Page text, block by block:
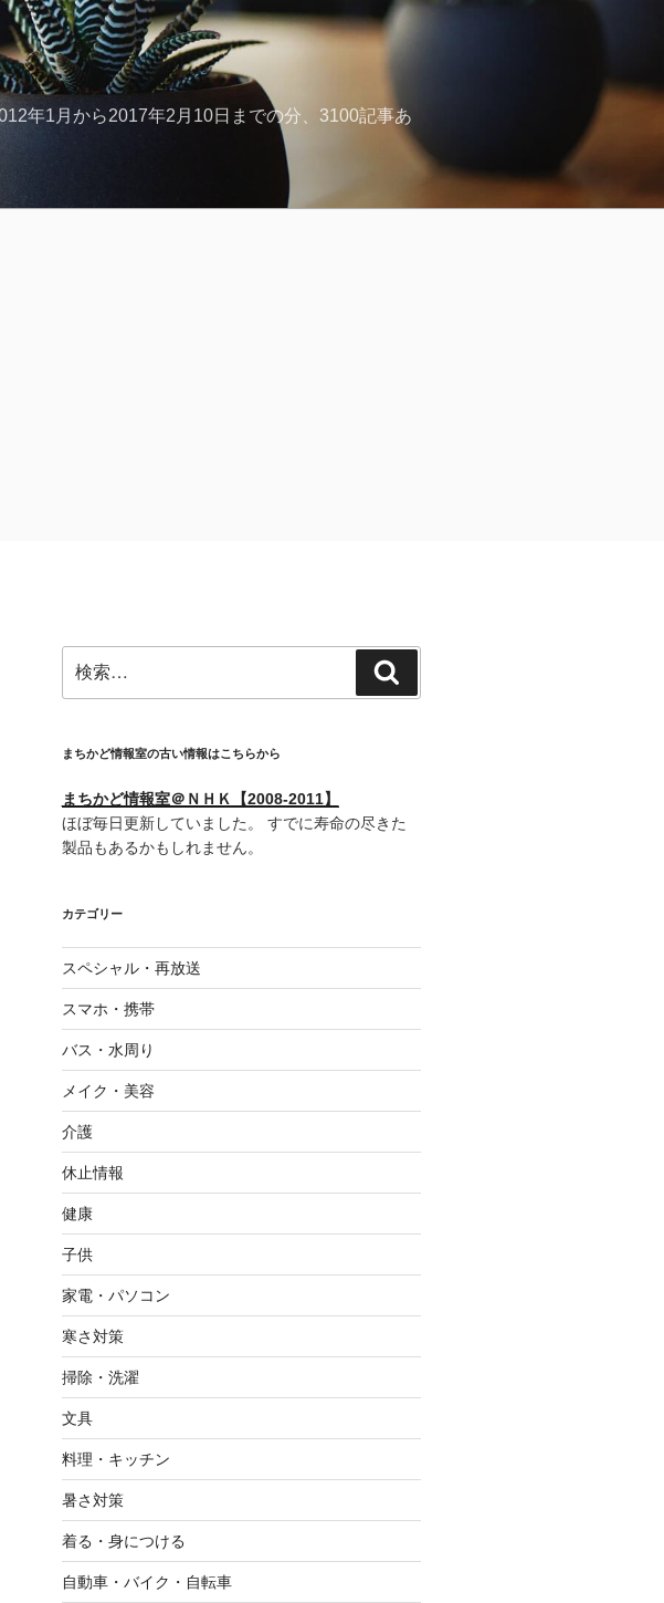
年1月から2017年2月10日までの分、3100記事あ
索:
索
まちかど情報室の古い情報はこちらから
まちかど情報室＠ＮＨＫ【2008-2011】
ほぼ毎日更新していました。 すでに寿命の尽きた
製品もあるかもしれません。
カテゴリー
スペシャル・再放送
スマホ・携帯
バス・水周り
メイク・美容
介護
休止情報
健康
子供
家電・パソコン
寒さ対策
掃除・洗濯
文具
料理・キッチン
暑さ対策
着る・身につける
自動車・バイク・自転車